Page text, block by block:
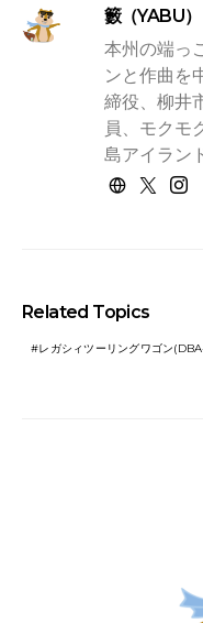
籔（YABU）
本州の端っ
ンと作曲を
締役、柳井
員、モクモ
島アイラン
Related Topics
レガシィツーリングワゴン